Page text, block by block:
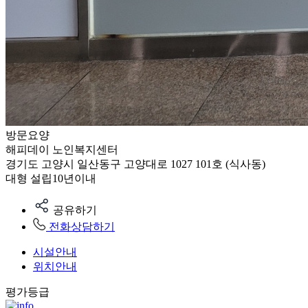
방문요양
해피데이 노인복지센터
경기도 고양시 일산동구 고양대로 1027 101호 (식사동)
대형 설립10년이내
공유하기
전화상담하기
시설안내
위치안내
평가등급